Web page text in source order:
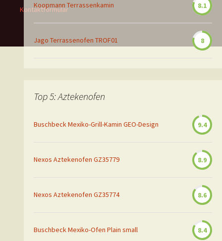
Koopmann Terrassenkamin 8.1
Jago Terrassenofen TROF01 8
Top 5: Aztekenofen
Buschbeck Mexiko-Grill-Kamin GEO-Design 9.4
Nexos Aztekenofen GZ35779 8.9
Nexos Aztekenofen GZ35774 8.6
Buschbeck Mexiko-Ofen Plain small 8.4
Kontaktformular